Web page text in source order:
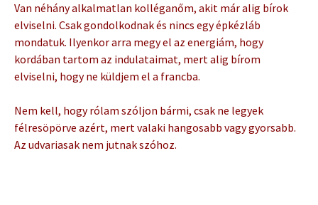
Van néhány alkalmatlan kolléganőm, akit már alig bírok
elviselni. Csak gondolkodnak és nincs egy épkézláb
mondatuk. Ilyenkor arra megy el az energiám, hogy
kordában tartom az indulataimat, mert alig bírom
elviselni, hogy ne küldjem el a francba.
Nem kell, hogy rólam szóljon bármi, csak ne legyek
félresöpörve azért, mert valaki hangosabb vagy gyorsabb.
Az udvariasak nem jutnak szóhoz.